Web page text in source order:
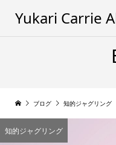
Yukari Carrie
ブログ 知的ジャグリング
知的ジャグリング